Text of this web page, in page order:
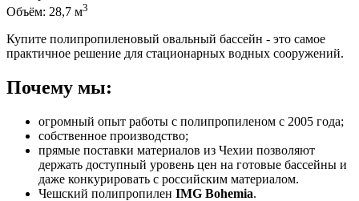
Объём: 28,7 м3
Купите полипропиленовый овальный бассейн - это самое
практичное решение для стационарных водных сооружений.
Почему мы:
огромный опыт работы с полипропиленом с 2005 года;
собственное производство;
прямые поставки материалов из Чехии позволяют
держать доступный уровень цен на готовые бассейны и
даже конкурировать с российским материалом.
Чешский полипропилен IMG Bohemia.